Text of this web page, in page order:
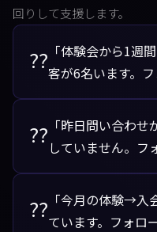
回りして支援します。
?? 「体験会から1週
客が6名います。
?? 「昨日問い合わ
していません。フ
?? 「今月の体験→入
ています。フォロ